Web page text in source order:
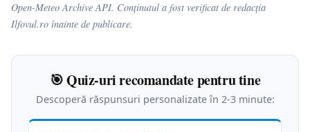
Open-Meteo Archive API. Conținutul a fost verificat de redacția
Ilfovul.ro înainte de publicare.
🎯 Quiz-uri recomandate pentru tine
Descoperă răspunsuri personalizate în 2-3 minute: